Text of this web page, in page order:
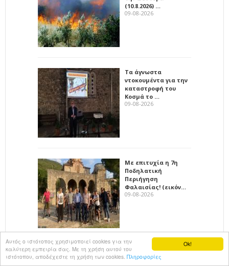
Ok!
Αυτός ο ιστότοπος χρησιμοποιεί cookies για την
καλύτερη εμπειρία σας. Με τη χρήση αυτού του
ιστότοπου, αποδέχεστε τη χρήση των cookies. Πληροφορίες
(10.8.2026) …
09-08-2026
Τα άγνωστα
ντοκουμέντα για την
καταστροφή του
Κοσμά το …
09-08-2026
Με επιτυχία η 7η
Ποδηλατική
Περιήγηση
Φαλαισίας! (εικόν…
09-08-2026
Προεόρτια Αγρυπνία
στη Μονή Υπεραγίας